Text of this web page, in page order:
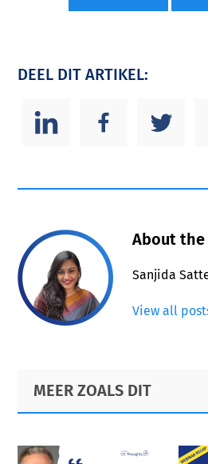
DEEL DIT ARTIKEL:
About
Sanjida
View all
Primary
Sidebar
Footer
MEER ZOALS DIT